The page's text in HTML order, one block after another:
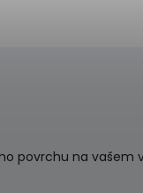
povrchu na vašem